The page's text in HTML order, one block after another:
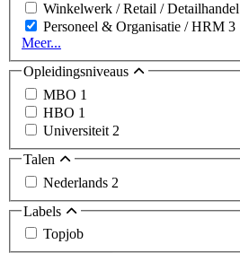
Winkelwerk / Retail / Detailhandel
Personeel & Organisatie / HRM 3
Meer...
Opleidingsniveaus
MBO 1
HBO 1
Universiteit 2
Talen
Nederlands 2
Labels
Topjob